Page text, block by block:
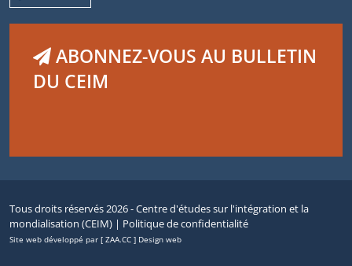
ABONNEZ-VOUS AU BULLETIN
DU CEIM
Tous droits réservés 2026 - Centre d'études sur l'intégration et la
mondialisation (CEIM) | Politique de confidentialité
Site web développé par [ ZAA.CC ] Design web